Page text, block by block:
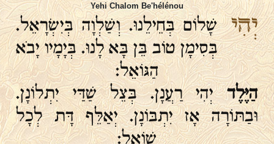
Yehi Chalom Be'hélénou
יְהִישָׁלוֹם בְּחֵילֵנוּ. וְשַׁלְוָה בְּיִשְׂרָאֵל.
בְּסִימָן טוֹב בֵּן בָּא לָנוּ. בְּיָמָיו יָבֹא
הַגּוֹאֵל:
הַיֶּלֶדיְהִי רַעֲנָן. בְּצֵל שַׁדַּי יִתְלוֹנָן.
וּבַתּוֹרָה אָז יִתְבּוֹנָן. יְאַלֵּף דָּת לְכָל
שׁוֹאֵל: